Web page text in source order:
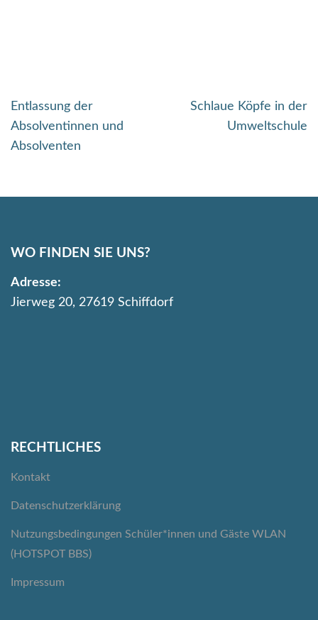
Beitragsnavigation
Entlassung der
Absolventinnen und
Absolventen
Schlaue Köpfe in der
Umweltschule
WO FINDEN SIE UNS?
Adresse:
Jierweg 20, 27619 Schiffdorf
RECHTLICHES
Kontakt
Datenschutzerklärung
Nutzungsbedingungen Schüler*innen und Gäste WLAN
(HOTSPOT BBS)
Impressum